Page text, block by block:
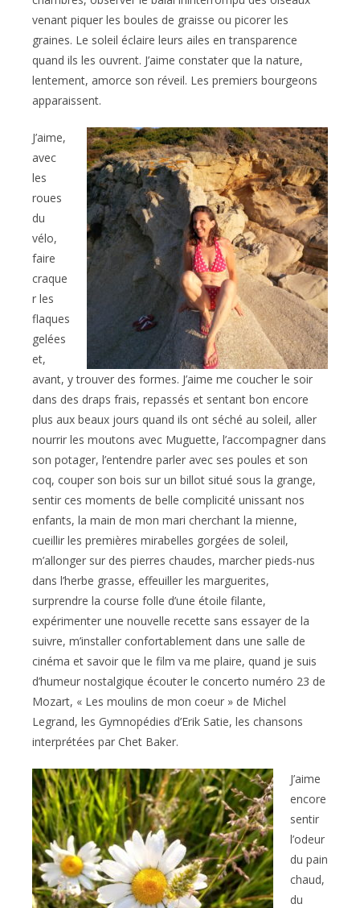
venant piquer les boules de graisse ou picorer les
graines. Le soleil éclaire leurs ailes en transparence
quand ils les ouvrent. J’aime constater que la nature,
lentement, amorce son réveil. Les premiers bourgeons
apparaissent.
J’aime,
avec
les
roues
du
vélo,
faire
craque
r les
flaques
gelées
et,
avant, y trouver des formes. J’aime me coucher le soir
dans des draps frais, repassés et sentant bon encore
plus aux beaux jours quand ils ont séché au soleil, aller
nourrir les moutons avec Muguette, l’accompagner dans
son potager, l’entendre parler avec ses poules et son
coq, couper son bois sur un billot situé sous la grange,
sentir ces moments de belle complicité unissant nos
enfants, la main de mon mari cherchant la mienne,
cueillir les premières mirabelles gorgées de soleil,
m’allonger sur des pierres chaudes, marcher pieds-nus
dans l’herbe grasse, effeuiller les marguerites,
surprendre la course folle d’une étoile filante,
expérimenter une nouvelle recette sans essayer de la
suivre, m’installer confortablement dans une salle de
cinéma et savoir que le film va me plaire, quand je suis
d’humeur nostalgique écouter le concerto numéro 23 de
Mozart, « Les moulins de mon coeur » de Michel
Legrand, les Gymnopédies d’Erik Satie, les chansons
interprétées par Chet Baker.
J’aime
encore
sentir
l’odeur
du pain
chaud,
du